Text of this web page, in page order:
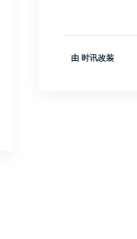
由 时讯改装